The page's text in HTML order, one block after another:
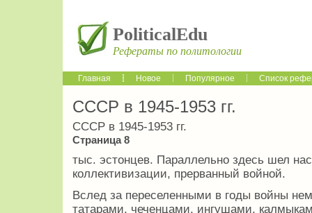
PoliticalEdu
Рефераты по политологии
Главная Новое Популярное Список
СССР в 1945-1953 гг.
СССР в 1945-1953 гг.
Страница 8
тыс. эстонцев. Параллельно здесь шел
коллективизации, прерванный войной.
Вслед за переселенными в годы войны
татарами, чеченцами, ингушами,